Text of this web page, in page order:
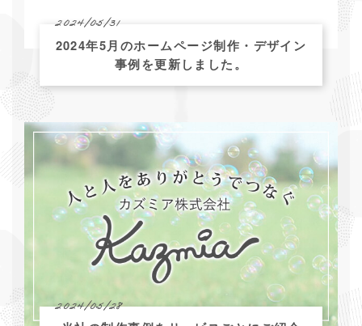
2024/05/31
2024年5月のホームページ制作・デザイン
事例を更新しました。
2024/05/28